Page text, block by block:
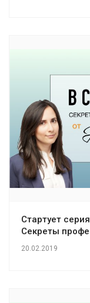
Стартует
Секреты
20.02.2019